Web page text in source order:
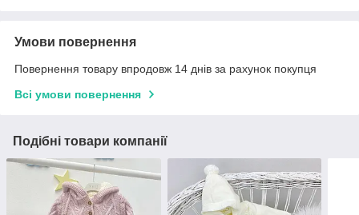
Умови повернення
Повернення товару впродовж 14 днів за рахунок покупця
Всі умови повернення
Подібні товари компанії